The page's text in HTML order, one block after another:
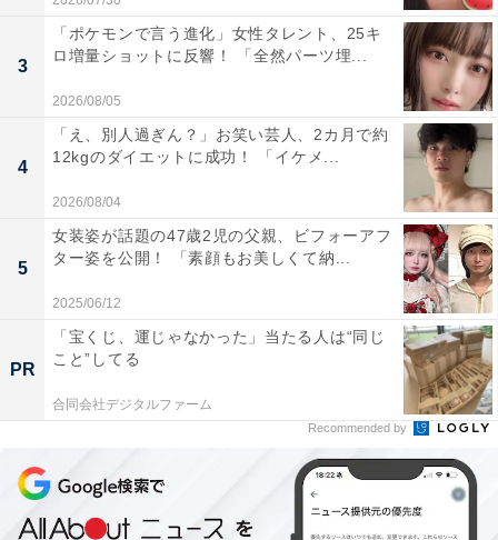
3
「ポケモンで言う進化」女性タレント、25キ
ロ増量ショットに反響！ 「全然パーツ埋...
2026/08/05
4
「え、別人過ぎん？」お笑い芸人、2カ月で約
12kgのダイエットに成功！ 「イケメ...
2026/08/04
5
女装姿が話題の47歳2児の父親、ビフォーアフ
ター姿を公開！ 「素顔もお美しくて納...
2025/06/12
PR
「宝くじ、運じゃなかった」当たる人は“同じ
こと”してる
合同会社デジタルファーム
Recommended by